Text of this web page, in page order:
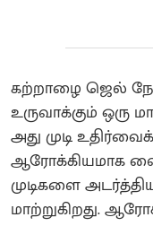
கற்றாழை ஜெல்
உருவாக்கும் ஒரு
அது முடி
ஆரோக்கியமாக
முடிகளை
மாற்றுகிறது.